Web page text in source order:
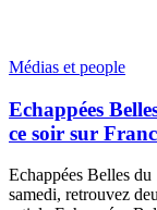
Médias et people
Echappées
ce soir sur
Echappées Belles
samedi, retrouvez